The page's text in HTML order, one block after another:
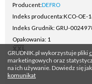
Producent:DEFRO
Indeks producenta:KCO-OE-
Indeks Grudnik: GRU-
Opakowania: 1
GRUDNIK.pl wykorzystuje pliki
marketingowych oraz
na ich używanie. Dowiedz się jak
komunikat